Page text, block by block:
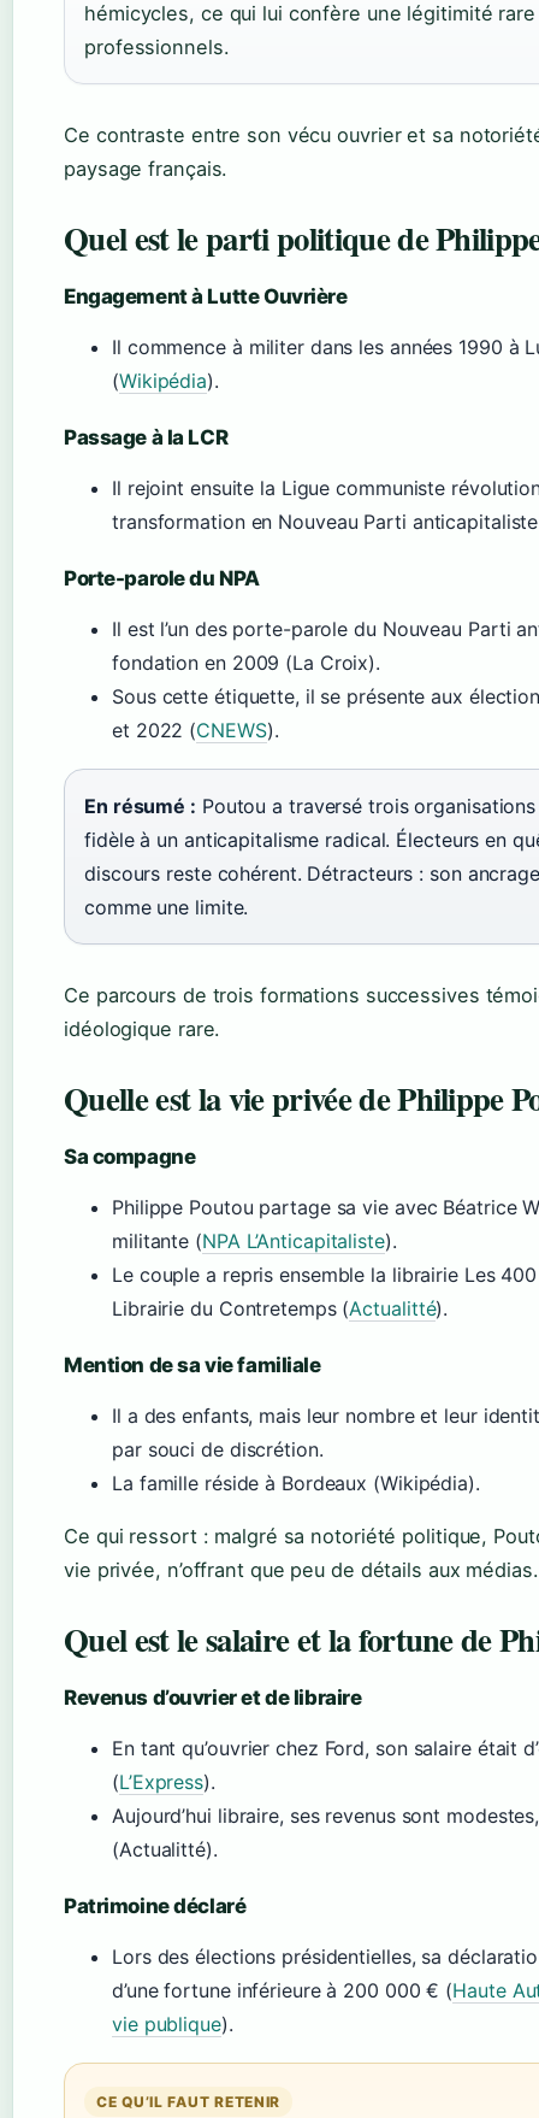
hémicycles, ce qui lui confère une légitimité
professionnels.
Ce contraste entre son vécu ouvrier et sa
paysage français.
Quel est le parti politique de
Engagement à Lutte Ouvrière
Il commence à militer dans les années 1990 à
(Wikipédia).
Passage à la LCR
Il rejoint ensuite la Ligue communiste
transformation en Nouveau Parti
Porte-parole du NPA
Il est l’un des porte-parole du Nouveau Parti
fondation en 2009 (La Croix).
Sous cette étiquette, il se présente aux
et 2022 (CNEWS).
En résumé : Poutou a traversé trois
fidèle à un anticapitalisme radical. Électeurs en
discours reste cohérent. Détracteurs : son
comme une limite.
Ce parcours de trois formations successives
idéologique rare.
Quelle est la vie privée de Philippe
Sa compagne
Philippe Poutou partage sa vie avec Béatrice
militante (NPA L’Anticapitaliste).
Le couple a repris ensemble la librairie Les
Librairie du Contretemps (Actualitté).
Mention de sa vie familiale
Il a des enfants, mais leur nombre et leur
par souci de discrétion.
La famille réside à Bordeaux (Wikipédia).
Ce qui ressort : malgré sa notoriété politique,
vie privée, n’offrant que peu de détails aux médias.
Quel est le salaire et la fortune de
Revenus d’ouvrier et de libraire
En tant qu’ouvrier chez Ford, son salaire était
(L’Express).
Aujourd’hui libraire, ses revenus sont
(Actualitté).
Patrimoine déclaré
Lors des élections présidentielles, sa
d’une fortune inférieure à 200 000 € (Haute
vie publique).
CE QU’IL FAUT RETENIR